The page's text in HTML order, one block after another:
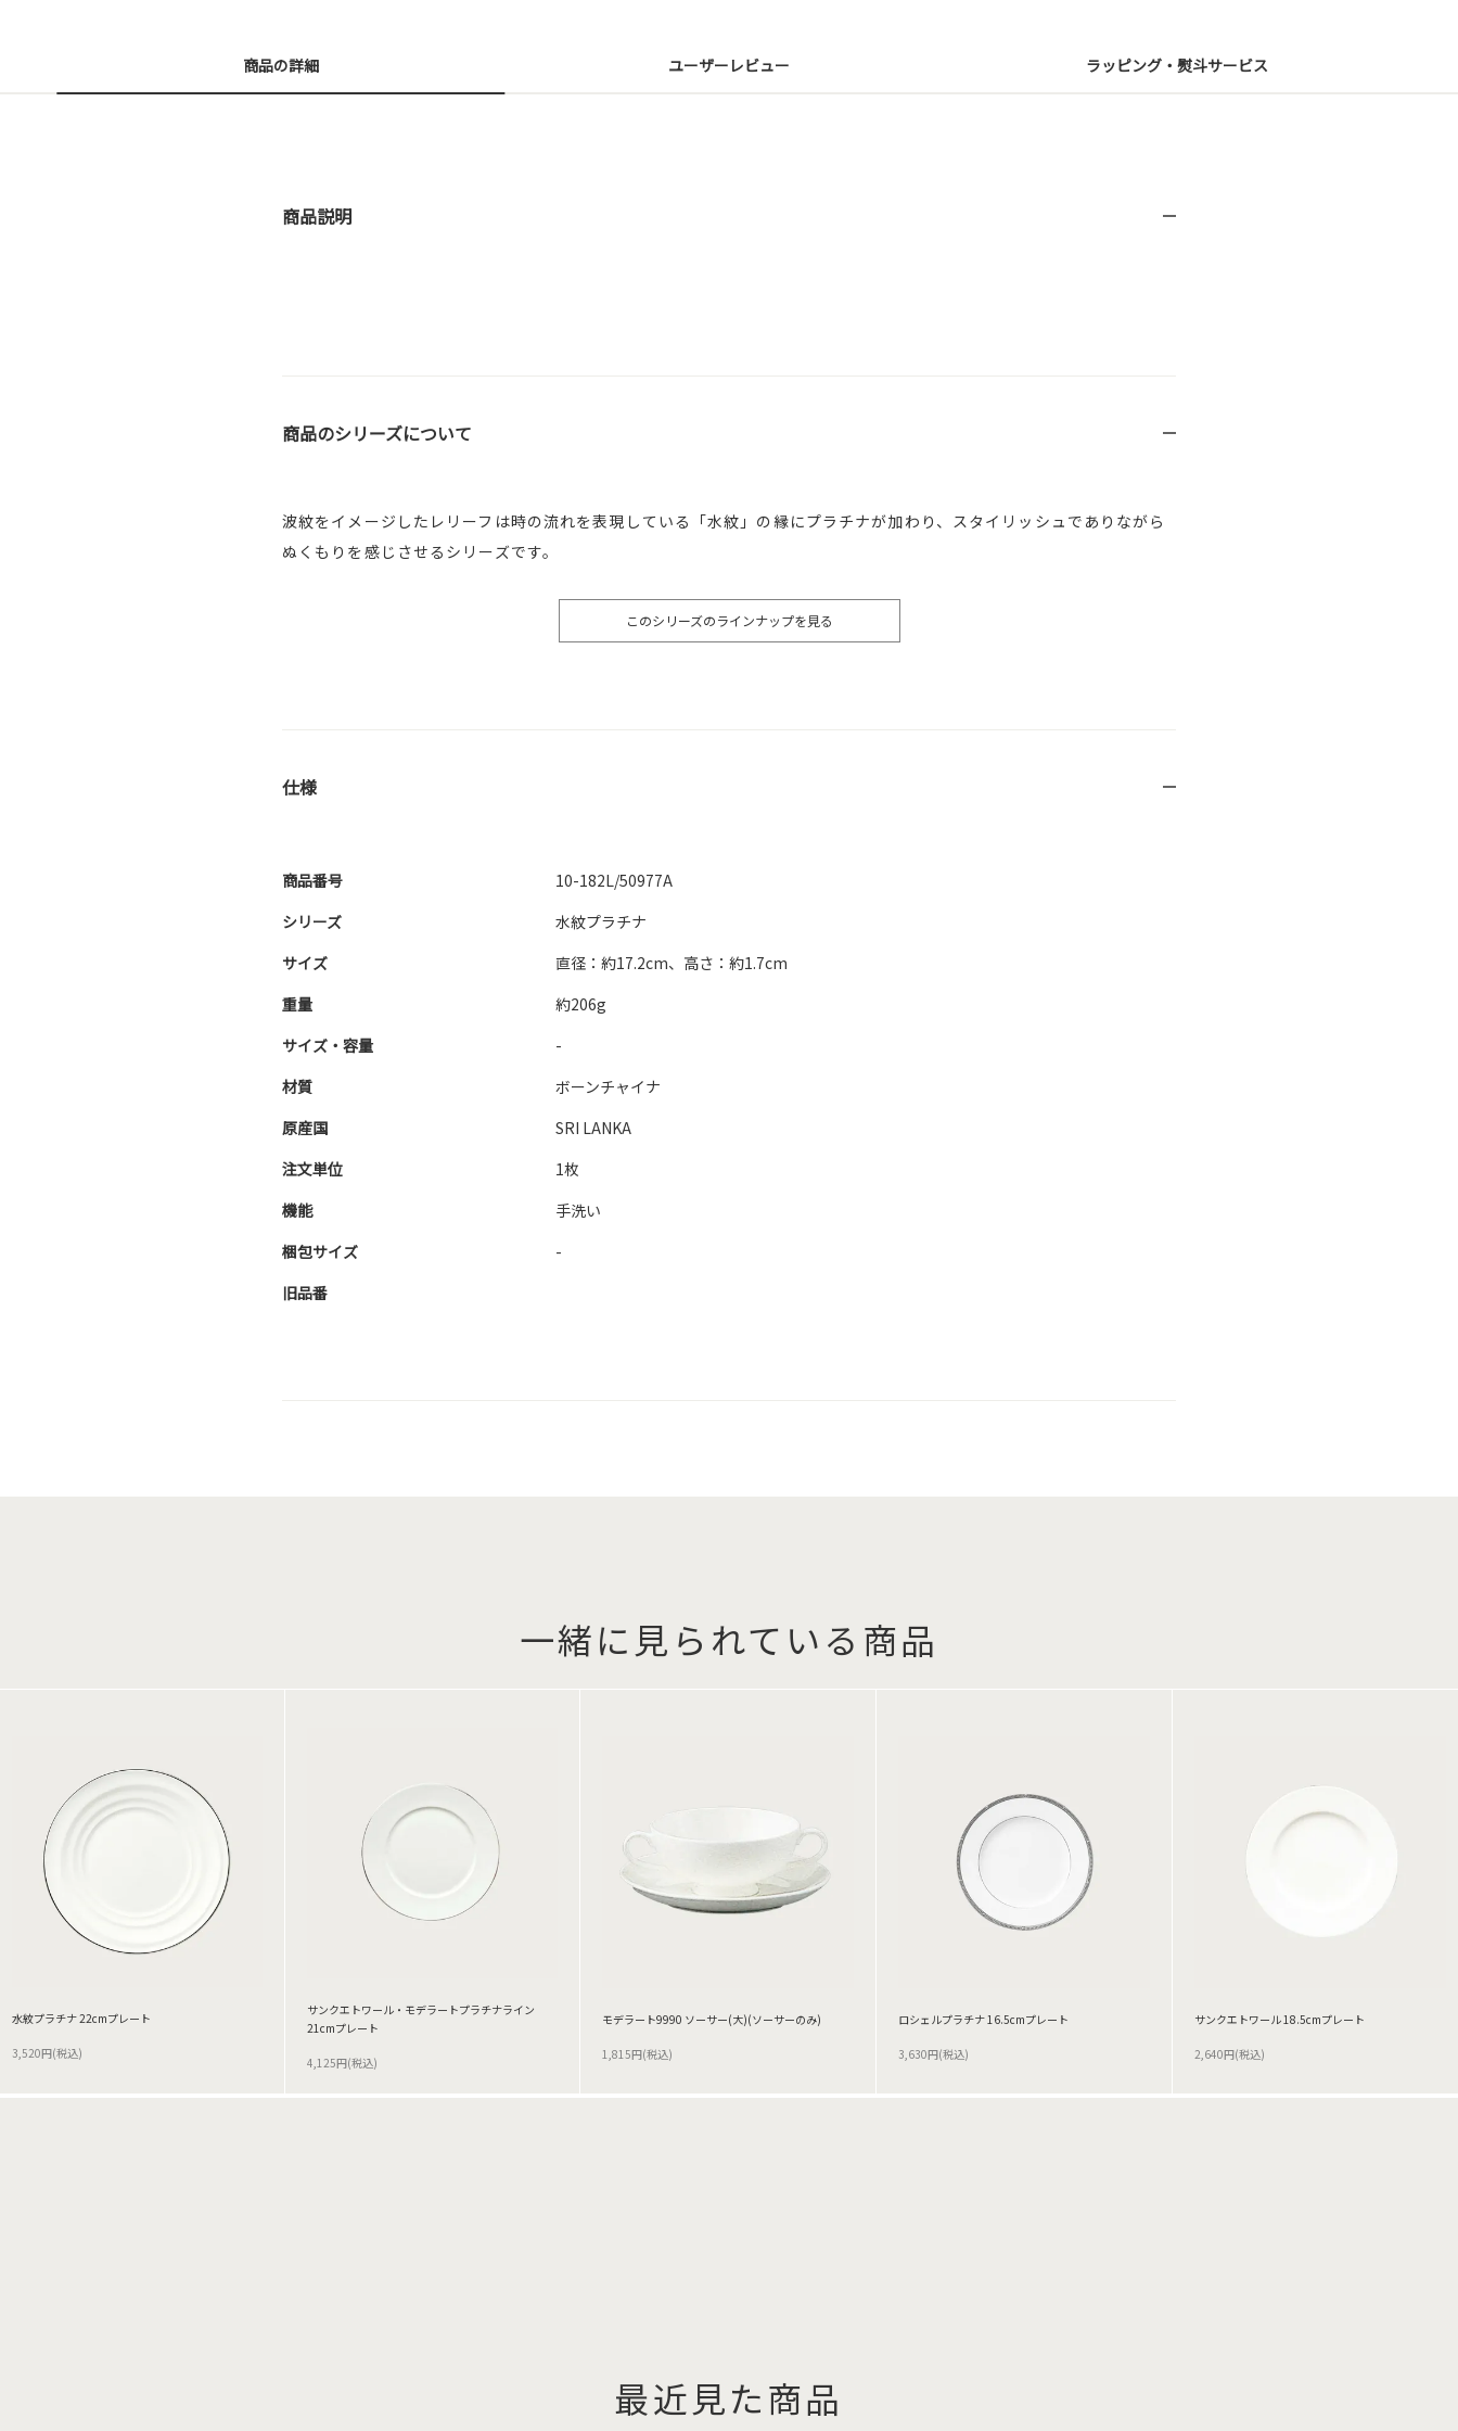
商品の詳細 ユーザーレビュー ラッピング・熨斗サービス
商品説明
商品のシリーズについて
波紋をイメージしたレリーフは時の流れを表現している「水紋」の縁にプラチナが加わり、スタイリッシュでありながら
ぬくもりを感じさせるシリーズです。
このシリーズのラインナップを見る
仕様
商品番号
10-182L/50977A
シリーズ
水紋プラチナ
サイズ
直径：約17.2cm、高さ：約1.7cm
重量
約206g
サイズ・容量
-
材質
ボーンチャイナ
原産国
SRI LANKA
注文単位
1枚
機能
手洗い
梱包サイズ
-
旧品番
一緒に見られている商品
水紋プラチナ 22cmプレート
3,520円(税込)
サンクエトワール・モデラートプラチナライン
21cmプレート
4,125円(税込)
モデラート9990 ソーサー(大)(ソーサーのみ)
1,815円(税込)
ロシェルプラチナ 16.5cmプレート
3,630円(税込)
サンクエトワール 18.5cmプレート
2,640円(税込)
最近見た商品